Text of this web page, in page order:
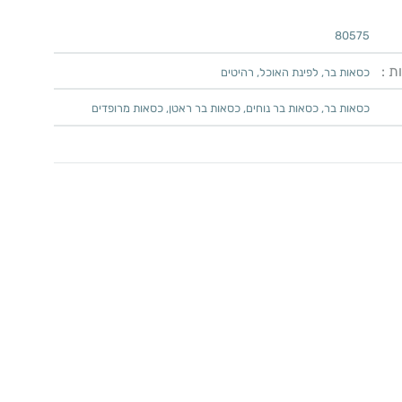
80575
: כסאות בר, לפינת האוכל, רהיטים
כסאות בר, כסאות בר נוחים, כסאות בר ראטן, כסאות מרופדים